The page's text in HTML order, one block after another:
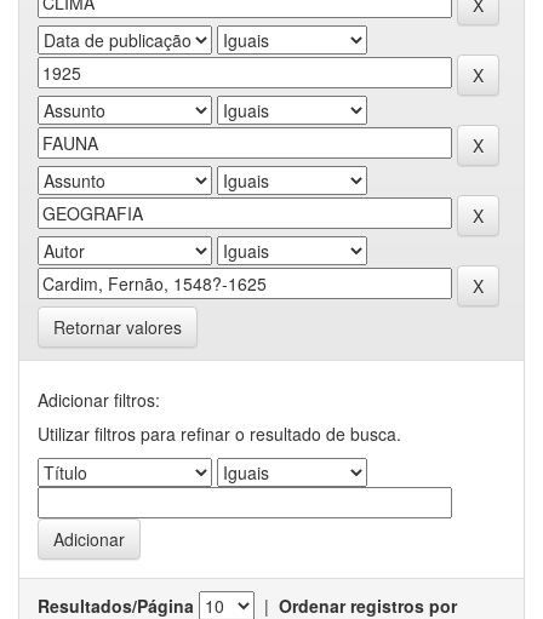
Retornar valores
Adicionar filtros:
Utilizar filtros para refinar o resultado de busca.
Resultados/Página | Ordenar registros por